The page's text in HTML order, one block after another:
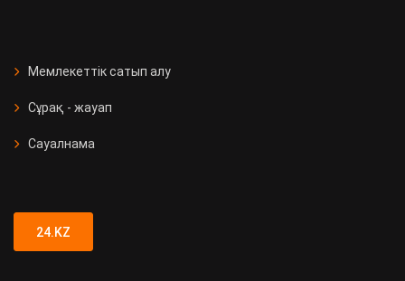
Мемлекеттік сатып алу
Сұрақ - жауап
Сауалнама
24.KZ